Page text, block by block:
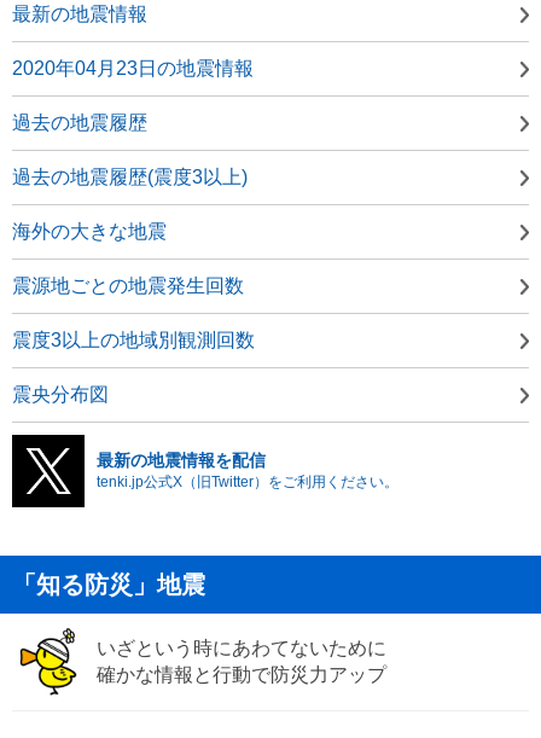
最新の地震情報
2020年04月23日の地震情報
過去の地震履歴
過去の地震履歴(震度3以上)
海外の大きな地震
震源地ごとの地震発生回数
震度3以上の地域別観測回数
震央分布図
最新の地震情報を配信
tenki.jp公式X（旧Twitter）をご利用ください。
「知る防災」地震
いざという時にあわてないために
確かな情報と行動で防災力アップ